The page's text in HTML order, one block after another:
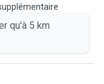
qu'à 5 km